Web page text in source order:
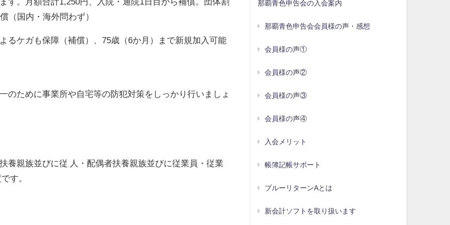
（国内・海外問わず）
るケガも保障（補償）、75歳（6か月）まで新規加入可能
のために事業所や自宅等の防犯対策をしっかり行いましょ
養親族並びに従 人・配偶者扶養親族並びに従業員・従業
す。
那覇青色申告会の入会案内
那覇青色申告会会員様の声・感想
会員様の声①
会員様の声②
会員様の声③
会員様の声④
入会メリット
帳簿記帳サポート
ブルーリターンAとは
新会計ソフトを取り扱います